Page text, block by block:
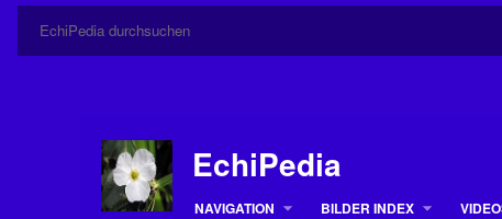
EchiPedia
NAVIGATION
BILDER INDEX